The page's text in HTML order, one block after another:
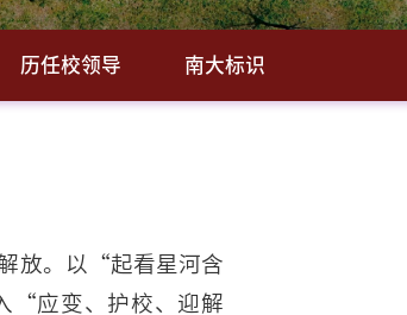
历任校领导 南大标识
放。以“起看星河含
“应变、护校、迎解